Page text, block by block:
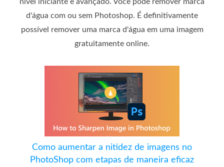
d'água com ou sem Photoshop. É definitivamente
possível remover uma marca d'água em uma imagem
gratuitamente online.
Como aumentar a nitidez de imagens no
PhotoShop com etapas de maneira eficaz